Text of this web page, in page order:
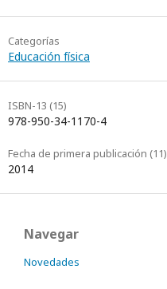
Categorías
Educación física
ISBN-13 (15)
978-950-34-1170-4
Fecha de primera publicación (11)
2014
Navegar
Novedades